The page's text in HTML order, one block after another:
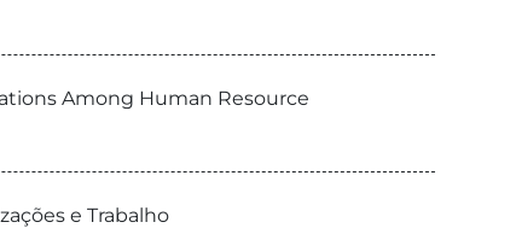
Among Human Resource
e Trabalho